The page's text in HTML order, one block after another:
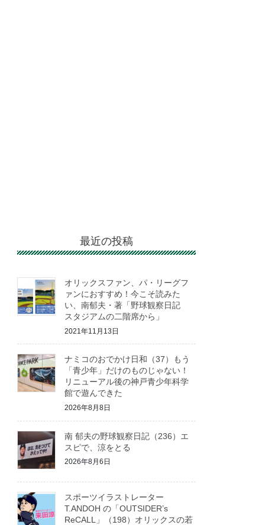
最近の投稿
オリックスファン、パ・リーグフ
ァンにおすすめ！今こそ読みた
い、南郁夫・著「野球観察日記
スタジアムの二階席から」
2021年11月13日
ナミコのおでかけ日和（37）もう
「青少年」だけのものじゃない！
リニューアル後の神戸青少年科学
館で遊んできた
2026年8月8日
南 郁夫の野球観察日記（236）エ
スピで、涼をとる
2026年8月6日
スポーツイラストレーター
T.ANDOH の「OUTSIDER’s
ReCALL」（198）オリックスの若